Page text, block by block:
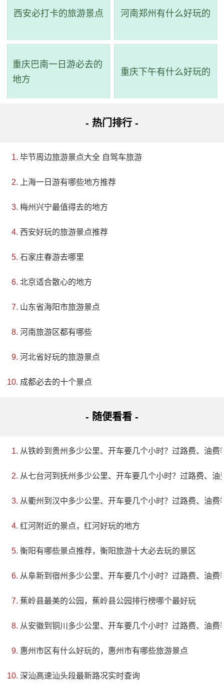
3、百色起义纪念馆
地址：广西壮族自治区百色市右江区城东大道112号
1996年11月1日，正式改名为“百色起义纪念馆”。纪念馆
百色人民顶天立地、气壮山河、砥柱中流的气魄。在大
门上方的正中，镌刻着-总书记题写的“百色起义纪念馆”
分，主要介绍了百色起义的历史背景、策划、组织和实
施过程以及其对于中国革命的重要意义。其中，序幕厅
浮雕，以磅礴的气势，生动地再现了当年百色起义波澜
壮阔的场面。
4、凌云浩坤湖国家湿地公园
评级：AAAA
地址：广西壮族自治区百色市凌云县G212与X844交
广西凌云浩坤湖国家湿地公园总面积为1312.0公
鲃、小眼金线鲃和凌云南鳅等。其中的凌云金线鲃、凌
云平鳅等2种珍惜保护鱼类品种是凌云县仅有的特色鱼
地保育区、恢复重建区、宣教展示区、合理利用区和管
理服务区等五个功能区。湿地保育区由溶洞地下河、浩
性植被保护与恢复、水质保护与监测等，以保护湿地生
态系统和特有鱼类资源。
5、红七军军部旧址
西安必打卡的旅游景点 河南郑州有什么好玩的
重庆巴南一日游必去的
地方
重庆下午有什么好玩的
- 热门排行 -
毕节周边旅游景点大全 自驾车旅游
上海一日游有哪些地方推荐
梅州兴宁最值得去的地方
西安好玩的旅游景点推荐
石家庄春游去哪里
北京适合散心的地方
山东省海阳市旅游景点
河南旅游区都有哪些
河北省好玩的旅游景点
成都必去的十个景点
- 随便看看 -
从铁岭到贵州多少公里、开车要几个小时？过路费、油费
从七台河到抚州多少公里、开车要几个小时？过路费、油
从衢州到汉中多少公里、开车要几个小时？过路费、油费
红河附近的景点，红河好玩的地方
衡阳有哪些景点推荐，衡阳旅游十大必去玩的景区
从阜新到宿州多少公里、开车要几个小时？过路费、油费
蕉岭县最美的公园，蕉岭县公园排行榜哪个最好玩
从安徽到铜川多少公里、开车要几个小时？过路费、油费
惠州市区有什么好玩的，惠州市有哪些旅游景点
深汕高速汕头段最新路况实时查询